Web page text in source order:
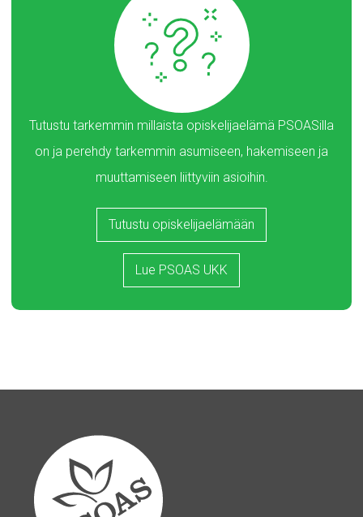
Tutustu tarkemmin millaista opiskelijaelämä PSOASilla
on ja perehdy tarkemmin asumiseen, hakemiseen ja
muuttamiseen liittyviin asioihin.
Tutustu opiskelijaelämään
Lue PSOAS UKK